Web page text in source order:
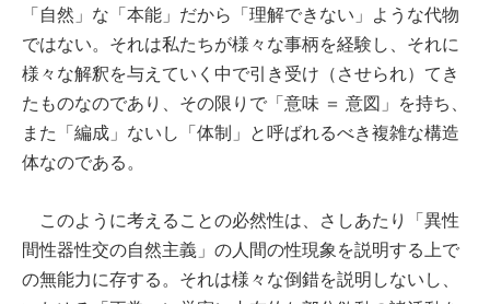
「自然」な「本能」だから「理解できない」ような代物
ではない。それは私たちが様々な事柄を経験し、それに
様々な解釈を与えていく中で引き受け（させられ）てき
たものなのであり、その限りで「意味 ＝ 意図」を持ち、
また「編成」ないし「体制」と呼ばれるべき複雑な構造
体なのである。
このように考えることの必然性は、さしあたり「異性
間性器性交の自然主義」の人間の性現象を説明する上で
の無能力に存する。それは様々な倒錯を説明しないし、